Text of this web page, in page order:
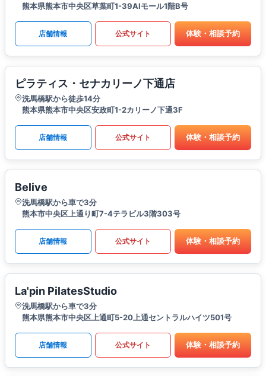
熊本県熊本市中央区草葉町1-39AIモール1階B号
店舗情報 公式サイト 体験・相談予約
ピラティス・セナカリーノ下通店
洗馬橋駅から徒歩14分
熊本県熊本市中央区安政町1-2カリーノ下通3F
店舗情報 公式サイト 体験・相談予約
Belive
洗馬橋駅から車で3分
熊本市中央区上通り町7-4テラビル3階303号
店舗情報 公式サイト 体験・相談予約
La'pin PilatesStudio
洗馬橋駅から車で3分
熊本県熊本市中央区上通町5-20上通セントラルハイツ501号
店舗情報 公式サイト 体験・相談予約